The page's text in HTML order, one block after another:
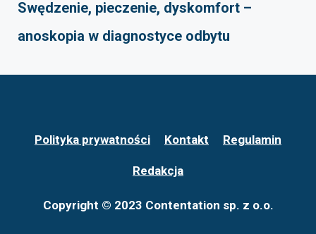
Swędzenie, pieczenie, dyskomfort –
anoskopia w diagnostyce odbytu
Polityka prywatności Kontakt Regulamin
Redakcja
Copyright © 2023 Contentation sp. z o.o.